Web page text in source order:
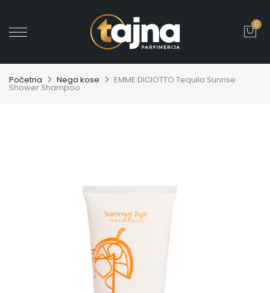
0
Početna Nega kose EMME DICIOTTO Tequila Sunrise
Shower Shampoo